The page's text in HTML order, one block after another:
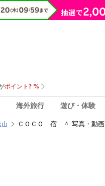
海外旅行 遊び・体験
山 ＣＯＣＯ 宿 ＾ 写真・動画